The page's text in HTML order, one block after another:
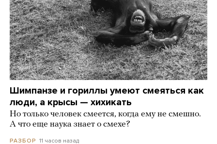
Шимпанзе и гориллы умеют смеяться как
люди, а крысы — хихикать
Но только человек смеется, когда ему не смешно.
А что еще наука знает о смехе?
РАЗБОР 11 часов назад